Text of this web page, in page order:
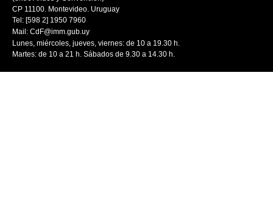
CP 11100. Montevideo. Uruguay
Tel: [598 2] 1950 7960
Mail: CdF@imm.gub.uy
Lunes, miércoles, jueves, viernes: de 10 a 19.30 h.
Martes: de 10 a 21 h. Sábados de 9.30 a 14.30 h.